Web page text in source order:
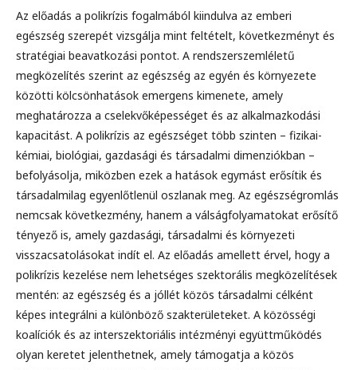
Az előadás a polikrízis fogalmából kiindulva az emberi
egészség szerepét vizsgálja mint feltételt, következményt és
stratégiai beavatkozási pontot. A rendszerszemléletű
megközelítés szerint az egészség az egyén és környezete
közötti kölcsönhatások emergens kimenete, amely
meghatározza a cselekvőképességet és az alkalmazkodási
kapacitást. A polikrízis az egészséget több szinten – fizikai-
kémiai, biológiai, gazdasági és társadalmi dimenziókban –
befolyásolja, miközben ezek a hatások egymást erősítik és
társadalmilag egyenlőtlenül oszlanak meg. Az egészségromlás
nemcsak következmény, hanem a válságfolyamatokat erősítő
tényező is, amely gazdasági, társadalmi és környezeti
visszacsatolásokat indít el. Az előadás amellett érvel, hogy a
polikrízis kezelése nem lehetséges szektorális megközelítések
mentén: az egészség és a jóllét közös társadalmi célként
képes integrálni a különböző szakterületeket. A közösségi
koalíciók és az interszektoriális intézményi együttműködés
olyan keretet jelenthetnek, amely támogatja a közös